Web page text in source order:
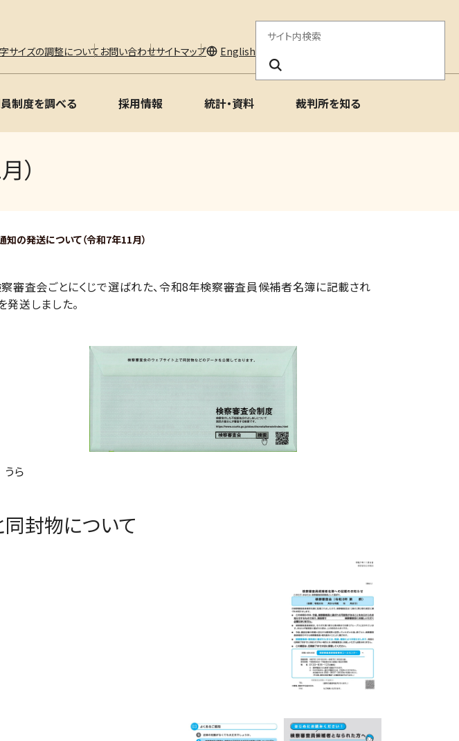
サイズの調整について お問い合わせサイトマップ English
サ
イ
ト
検
制度を調べる 採用情報 統計・資料 裁判所を知る
）
知の発送について（令和7年11月）
査会ごとにくじで選ばれた、令和8年検察審査員候補者名簿に記載され
送しました。
うら
同封物について